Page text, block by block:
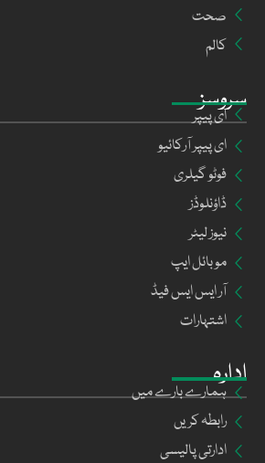
ادارہ
ہمارے بارے میں
رابطہ کریں
ادارتی پالیسی
سروسز
ای پیپر
ای پیپر آرکائیو
فوٹو گیلری
ڈاؤنلوڈز
نیوز لیٹر
موبائل ایپ
آر ایس ایس فیڈ
اشتہارات
صحت
کالم